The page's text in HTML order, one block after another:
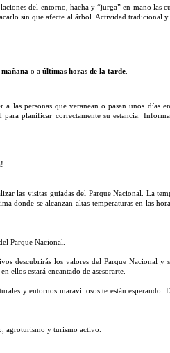
del entorno, hacha y “jurga” en mano las
sin que afecte al árbol. Actividad tradicional
o a últimas horas de la tarde
las personas que veranean o pasan unos días
planificar correctamente su estancia.
las visitas guiadas del Parque Nacional. La
donde se alcanzan altas temperaturas en las
Parque Nacional.
descubrirás los valores del Parque Nacional y
ellos estará encantado de asesorarte.
y entornos maravillosos te están esperando.
agroturismo y turismo activo.